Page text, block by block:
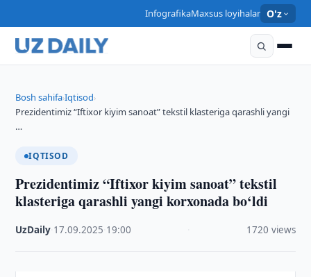
InfografikaMaxsus loyihalar O'z
Bosh sahifa›Iqtisod›
Prezidentimiz “Iftixor kiyim sanoat” tekstil klasteriga qarashli yangi
…
IQTISOD
Prezidentimiz “Iftixor kiyim sanoat” tekstil
klasteriga qarashli yangi korxonada bo‘ldi
UzDaily 17.09.2025 19:00 1720 views